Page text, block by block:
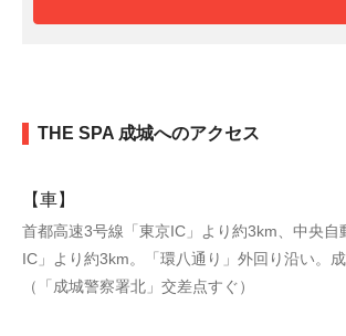
THE SPA 成城へのアクセス
【車】
首都高速3号線「東京IC」より約3km、中央自
IC」より約3km。「環八通り」外回り沿い。
（「成城警察署北」交差点すぐ）